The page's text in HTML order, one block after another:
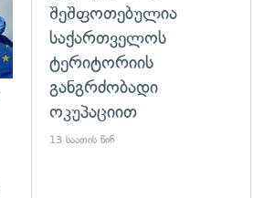
შეშფოთებულია
საქართველოს
ტერიტორიის
განგრძობადი
ოკუპაციით
13 საათის წინ